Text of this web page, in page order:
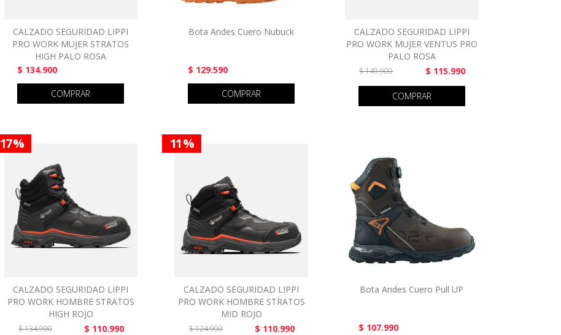
CALZADO SEGURIDAD LIPPI
PRO WORK MUJER STRATOS
HIGH PALO ROSA
$ 134.900
COMPRAR
Bota Andes Cuero Nubuck
$ 129.590
COMPRAR
CALZADO SEGURIDAD LIPPI
PRO WORK MUJER VENTUS PRO
PALO ROSA
$ 149.900 $ 115.990
COMPRAR
17 %
CALZADO SEGURIDAD LIPPI
PRO WORK HOMBRE STRATOS
HIGH ROJO
$ 134.990 $ 110.990
11 %
CALZADO SEGURIDAD LIPPI
PRO WORK HOMBRE STRATOS
MID ROJO
$ 124.900 $ 110.990
Bota Andes Cuero Pull UP
$ 107.990